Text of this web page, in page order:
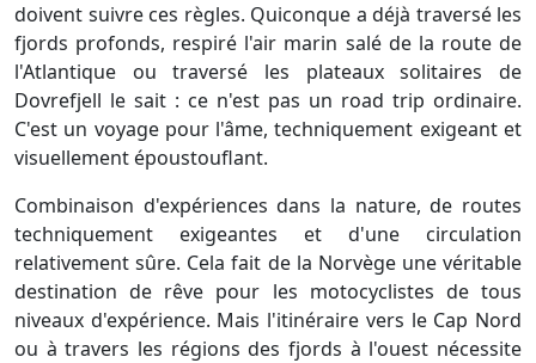
doivent suivre ces règles. Quiconque a déjà traversé les
fjords profonds, respiré l'air marin salé de la route de
l'Atlantique ou traversé les plateaux solitaires de
Dovrefjell le sait : ce n'est pas un road trip ordinaire.
C'est un voyage pour l'âme, techniquement exigeant et
visuellement époustouflant.
Combinaison d'expériences dans la nature, de routes
techniquement exigeantes et d'une circulation
relativement sûre. Cela fait de la Norvège une véritable
destination de rêve pour les motocyclistes de tous
niveaux d'expérience. Mais l'itinéraire vers le Cap Nord
ou à travers les régions des fjords à l'ouest nécessite